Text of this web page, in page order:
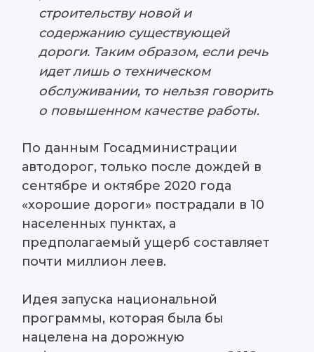
строительству новой и
содержанию существующей
дороги. Таким образом, если речь
идет лишь о техническом
обслуживании, то нельзя говорить
о повышенном качестве работы.
По данным Госадминистрации
автодорог, только после дождей в
сентябре и октябре 2020 года
«хорошие дороги» пострадали в 10
населенных пунктах, а
предполагаемый ущерб составляет
почти миллион леев.
Идея запуска национальной
программы, которая была бы
нацелена на дорожную